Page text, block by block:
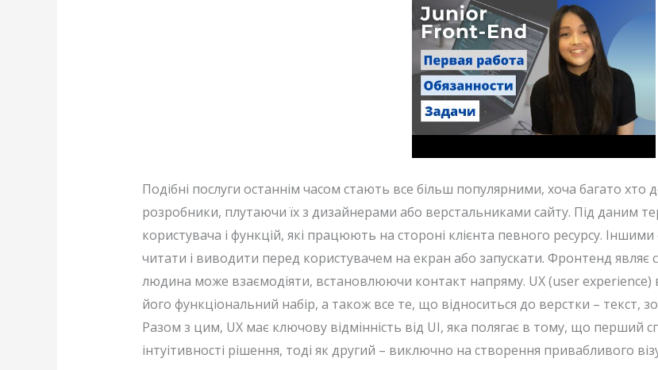
Подібні послуги останнім часом стають все більш популярними, хоча багато
розробники, плутаючи їх з дизайнерами або верстальниками сайту. Під даним
користувача і функцій, які працюють на стороні клієнта певного ресурсу.
читати і виводити перед користувачем на екран або запускати. Фронтенд являє
людина може взаємодіяти, встановлюючи контакт напряму. UX (user experience)
його функціональний набір, а також все те, що відноситься до верстки – текст,
Разом з цим, UX має ключову відмінність від UI, яка полягає в тому, що перший
інтуітивності рішення, тоді як другий – виключно на створення привабливого